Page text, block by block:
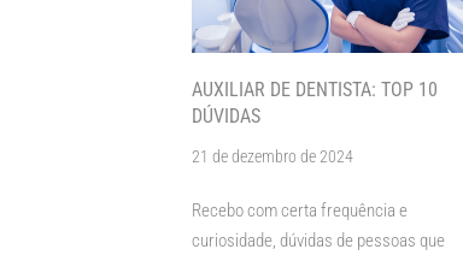
AUXILIAR DE DENTISTA: TOP 10
DÚVIDAS
21 de dezembro de 2024
Recebo com certa frequência e
curiosidade, dúvidas de pessoas que